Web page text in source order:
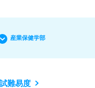
産業保健学部
難易度